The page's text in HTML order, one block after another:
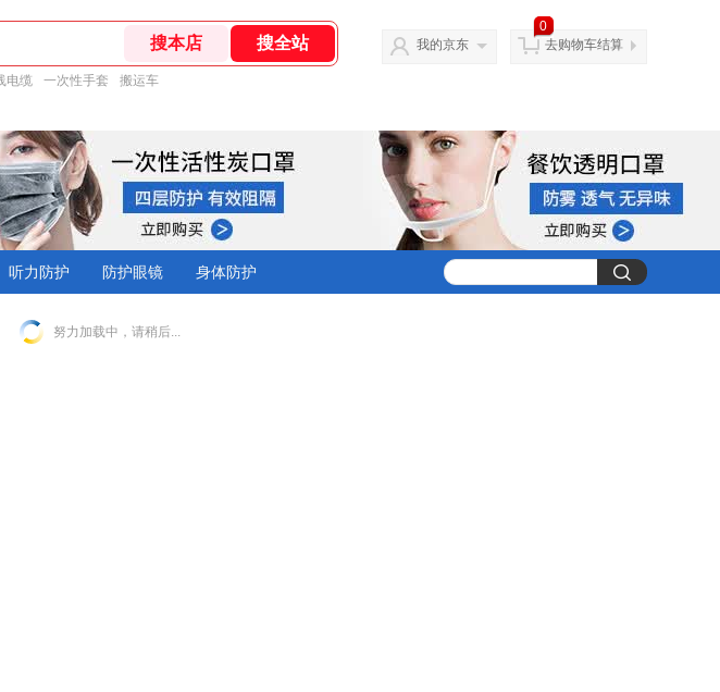
电缆 一次性手套 搬运车
我的京东
0
去购物车结算
听力防护 防护眼镜 身体防护
努力加载中，请稍后...